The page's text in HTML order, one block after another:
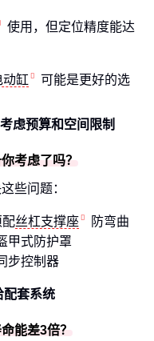
使用，但定位精度能达
动缸
可能是更好的选
虑预算和空间限制
考虑了吗？
些问题：
配丝杠支撑座
防弯曲
甲式防护罩
步控制器
配套系统
能差3倍？